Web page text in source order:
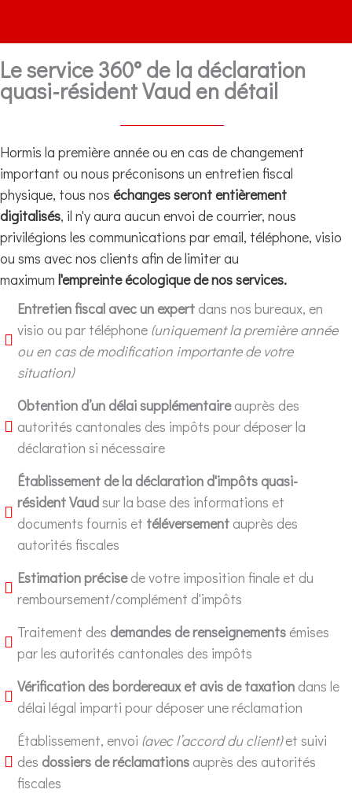
Le service 360° de la déclaration
quasi-résident Vaud en détail
Hormis la première année ou en cas de changement
important ou nous préconisons un entretien fiscal
physique, tous nos échanges seront entièrement
digitalisés, il n'y aura aucun envoi de courrier, nous
privilégions les communications par email, téléphone, visio
ou sms avec nos clients afin de limiter au
maximum l'empreinte écologique de nos services.
Entretien fiscal avec un expert dans nos bureaux, en
visio ou par téléphone (uniquement la première année
ou en cas de modification importante de votre
situation)
Obtention d’un délai supplémentaireauprès des
autorités cantonales des impôts pour déposer la
déclaration si nécessaire
Établissement de la déclaration d'impôts quasi-
résident Vaudsur la base des informations et
documents fournis et téléversement auprès des
autorités fiscales
Estimation précisede votre imposition finale et du
remboursement/complément d'impôts
Traitement des demandes de renseignements émises
par les autorités cantonales des impôts
Vérification des bordereaux et avis de taxation dans le
délai légal imparti pour déposer une réclamation
Établissement, envoi (avec l’accord du client)et suivi
des dossiers de réclamations auprès des autorités
fiscales